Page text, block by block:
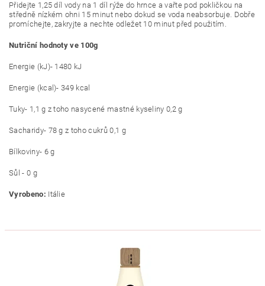
Přidejte 1,25 díl vody na 1 díl rýže do hrnce a vařte pod pokličkou na
středně nízkém ohni 15 minut nebo dokud se voda neabsorbuje. Dobře
promíchejte, zakryjte a nechte odležet 10 minut před použitím.
Nutriční hodnoty ve 100g
Energie (kJ)- 1480 kJ
Energie (kcal)- 349 kcal
Tuky- 1,1 g z toho nasycené mastné kyseliny 0,2 g
Sacharidy- 78 g z toho cukrů 0,1 g
Bílkoviny- 6 g
Sůl - 0 g
Vyrobeno: Itálie